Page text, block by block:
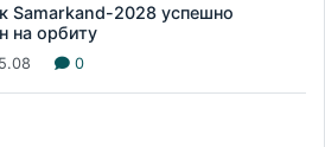
Samarkand-2028 успешно
на орбиту
0